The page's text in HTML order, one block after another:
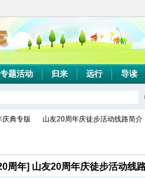
专题活动 归来 远行 导读
庆典专版
›
山友20周年庆徒步活动线路简介
周年] 山友20周年庆徒步活动线